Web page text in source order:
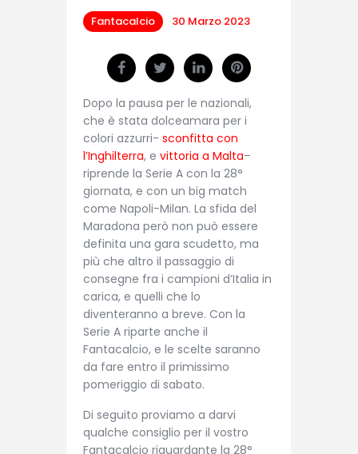
Fantacalcio 30 Marzo 2023
Dopo la pausa per le nazionali,
che è stata dolceamara per i
colori azzurri- sconfitta con
l’Inghilterra, e vittoria a Malta–
riprende la Serie A con la 28°
giornata, e con un big match
come Napoli-Milan. La sfida del
Maradona però non può essere
definita una gara scudetto, ma
più che altro il passaggio di
consegne fra i campioni d’Italia in
carica, e quelli che lo
diventeranno a breve. Con la
Serie A riparte anche il
Fantacalcio, e le scelte saranno
da fare entro il primissimo
pomeriggio di sabato.
Di seguito proviamo a darvi
qualche consiglio per il vostro
Fantacalcio riguardante la 28°